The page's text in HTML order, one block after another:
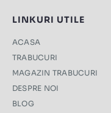
LINKURI UTILE
ACASA
TRABUCURI
MAGAZIN TRABUCURI
DESPRE NOI
BLOG